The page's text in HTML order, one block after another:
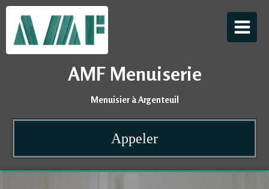
AMF Menuiserie
Menuisier à Argenteuil
Appeler